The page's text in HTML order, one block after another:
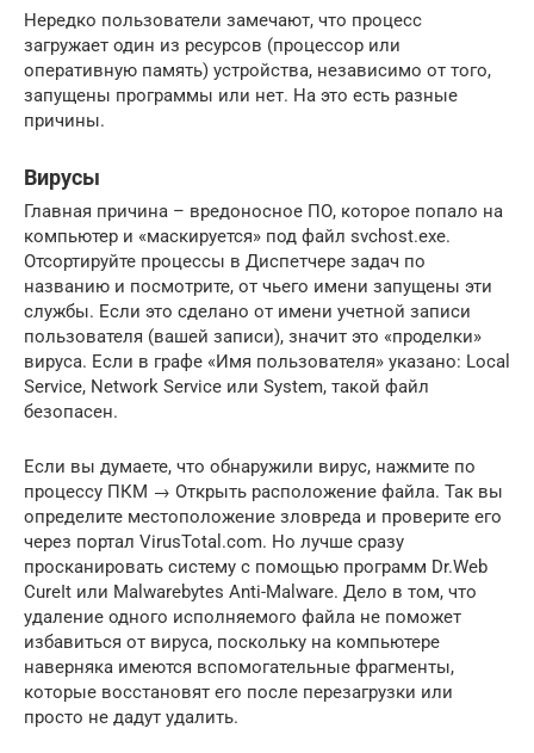
Нередко пользователи замечают, что процесс
загружает один из ресурсов (процессор или
оперативную память) устройства, независимо от того,
запущены программы или нет. На это есть разные
причины.
Вирусы
Главная причина – вредоносное ПО, которое попало на
компьютер и «маскируется» под файл svchost.exe.
Отсортируйте процессы в Диспетчере задач по
названию и посмотрите, от чьего имени запущены эти
службы. Если это сделано от имени учетной записи
пользователя (вашей записи), значит это «проделки»
вируса. Если в графе «Имя пользователя» указано: Local
Service, Network Service или System, такой файл
безопасен.
Если вы думаете, что обнаружили вирус, нажмите по
процессу ПКМ → Открыть расположение файла. Так вы
определите местоположение зловреда и проверите его
через портал VirusTotal.com. Но лучше сразу
просканировать систему с помощью программ Dr.Web
CureIt или Malwarebytes Anti-Malware. Дело в том, что
удаление одного исполняемого файла не поможет
избавиться от вируса, поскольку на компьютере
наверняка имеются вспомогательные фрагменты,
которые восстановят его после перезагрузки или
просто не дадут удалить.